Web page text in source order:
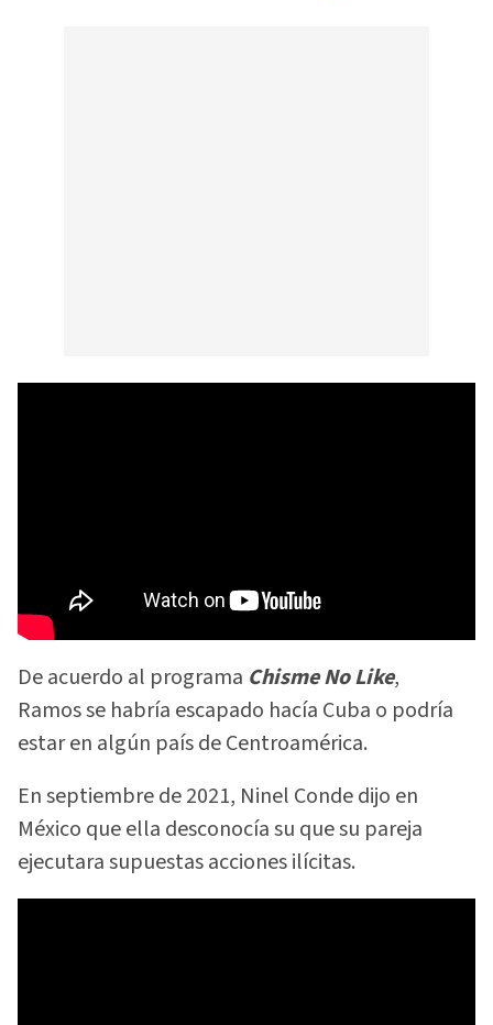
De acuerdo al programa Chisme No Like,
Ramos se habría escapado hacía Cuba o podría
estar en algún país de Centroamérica.
En septiembre de 2021, Ninel Conde dijo en
México que ella desconocía su que su pareja
ejecutara supuestas acciones ilícitas.